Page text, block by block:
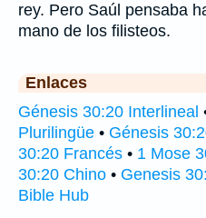
rey. Pero Saúl pensaba
mano de los filisteos.
Enlaces
Génesis 30:20 Interlineal
Plurilingüe • Génesis
30:20 Francés • 1 Mose
30:20 Chino • Genesis
Bible Hub